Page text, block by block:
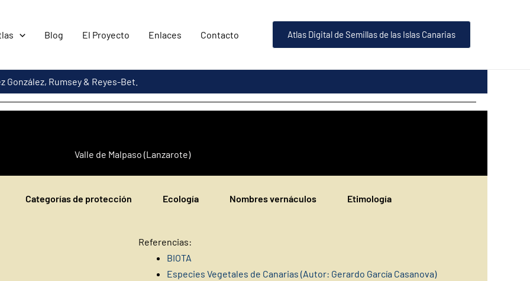
Blog El Proyecto Enlaces Contacto Atlas Digital de Semillas de las Islas Canarias
González, Rumsey & Reyes-Bet.
Valle de Malpaso (Lanzarote)
Categorías de protección Ecología Nombres vernáculos Etimología
Referencias:
BIOTA
Especies Vegetales de Canarias (Autor: Gerardo García Casanova)